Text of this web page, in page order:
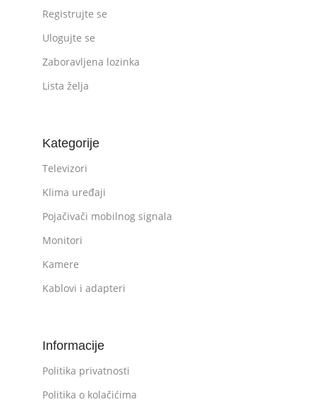
Registrujte se
Ulogujte se
Zaboravljena lozinka
Lista želja
Kategorije
Televizori
Klima uređaji
Pojačivači mobilnog signala
Monitori
Kamere
Kablovi i adapteri
Informacije
Politika privatnosti
Politika o kolačićima